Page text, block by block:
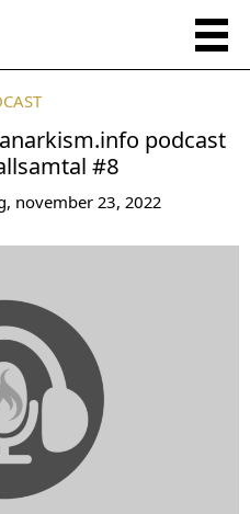
podcast
#8
november 23, 2022